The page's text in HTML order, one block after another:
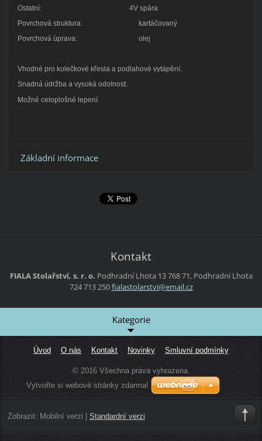
Ostatní: 4V spára
Povrchová struktura: kartáčovaný
Povrchová úprava: olej
Vhodné pro kolečkové křesla a podlahové vytápění.
Snadná údržba a vysoká odolnost.
Možné celoplošné lepení
Základní informace
Kontakt
FIALA Stolařství, s. r. o. Podhradní Lhota 13768 71, Podhradní Lhota
724 713 250fialastolarstvi@email.cz
Kategorie
Úvod O nás Kontakt Novinky Smluvní podmínky
© 2016 Všechna práva vyhrazena.
Vytvořte si webové stránky zdarma!
Zobrazit: Mobilní verzi | Standardní verzi